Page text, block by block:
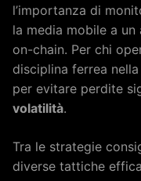
l’importanza di
la media mobile a
on-chain. Per chi
disciplina ferrea
per evitare perdite
volatilità.
Tra le strategie
diverse tattiche